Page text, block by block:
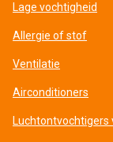
Lage vochtigheid
Allergie of stof
Ventilatie
Airconditioners
Luchtontvochtigers